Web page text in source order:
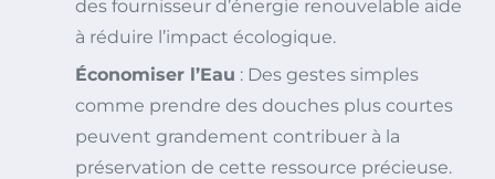
des fournisseur d’énergie renouvelable aide
à réduire l’impact écologique.
Économiser l’Eau : Des gestes simples
comme prendre des douches plus courtes
peuvent grandement contribuer à la
préservation de cette ressource précieuse.